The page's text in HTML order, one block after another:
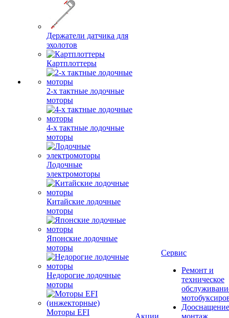
Держатели датчика для
эхолотов
Картплоттеры
2-х тактные лодочные
моторы
4-х тактные лодочные
моторы
Лодочные
электромоторы
Китайские лодочные
моторы
Японские лодочные
моторы
Недорогие лодочные
моторы
Моторы EFI
Акции
Сервис
Ремонт и
техническое
монтаж